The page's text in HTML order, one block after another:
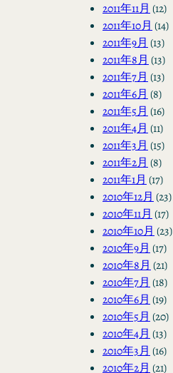
2011年11月 (12)
2011年10月 (14)
2011年9月 (13)
2011年8月 (13)
2011年7月 (13)
2011年6月 (8)
2011年5月 (16)
2011年4月 (11)
2011年3月 (15)
2011年2月 (8)
2011年1月 (17)
2010年12月 (23)
2010年11月 (17)
2010年10月 (23)
2010年9月 (17)
2010年8月 (21)
2010年7月 (18)
2010年6月 (19)
2010年5月 (20)
2010年4月 (13)
2010年3月 (16)
2010年2月 (21)